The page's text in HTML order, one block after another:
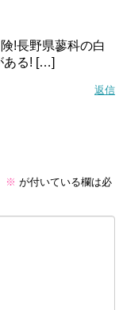
!長野県蓼科の白
ある! […]
返信
※ が付いている欄は必